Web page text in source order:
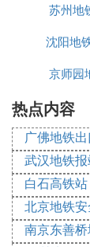
E. 沈阳
号街最后到
地铁二号线
4，全运路
2、从黎明
吗？
苏州地
沈阳地
京师园
热点内容
广佛地铁
武汉地铁
白石高铁站
北京地铁
南京东善